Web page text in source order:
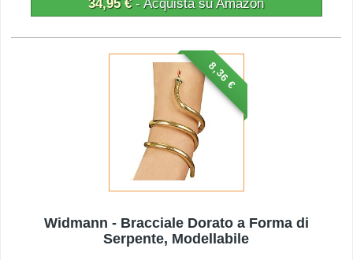
34,95 €- Acquista su Amazon
8,36 €
Widmann - Bracciale Dorato a Forma di
Serpente, Modellabile